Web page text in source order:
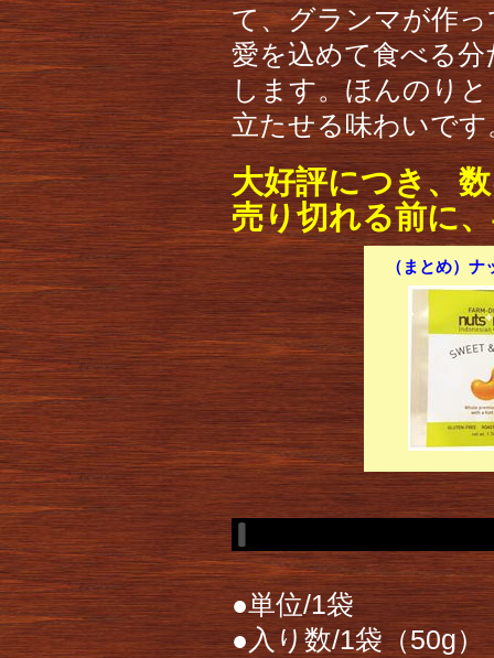
て、グランマが作
愛を込めて食べる
します。ほんのり
立たせる味わいです
大好評につき、
売り切れる前に
（まとめ）
●単位/1袋
●入り数/1袋（50g）